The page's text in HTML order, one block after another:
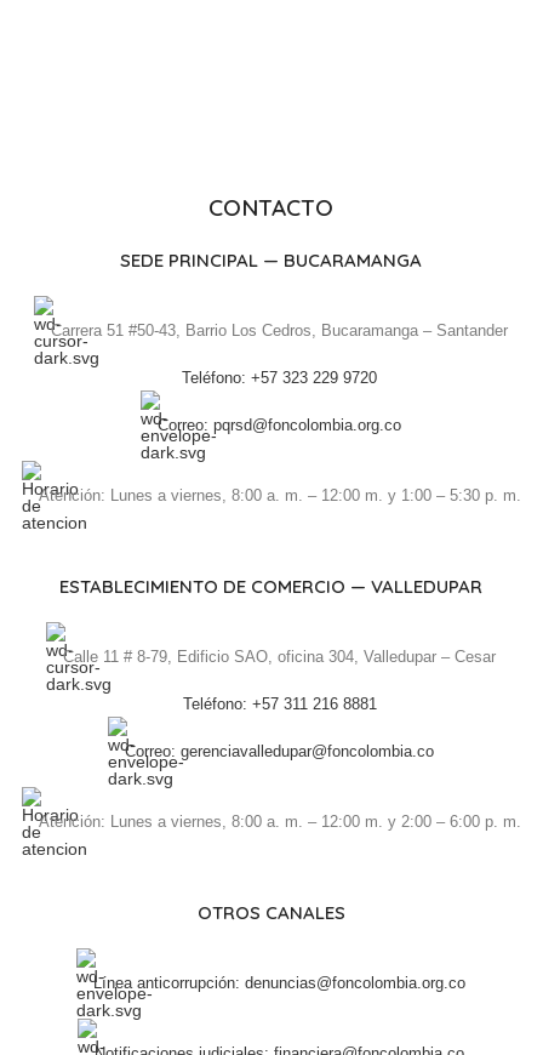
CONTACTO
SEDE PRINCIPAL — BUCARAMANGA
Carrera 51 #50-43, Barrio Los Cedros, Bucaramanga – Santander
Teléfono: +57 323 229 9720
Correo: pqrsd@foncolombia.org.co
Atención: Lunes a viernes, 8:00 a. m. – 12:00 m. y 1:00 – 5:30 p. m.
ESTABLECIMIENTO DE COMERCIO — VALLEDUPAR
Calle 11 # 8-79, Edificio SAO, oficina 304, Valledupar – Cesar
Teléfono: +57 311 216 8881
Correo: gerenciavalledupar@foncolombia.co
Atención: Lunes a viernes, 8:00 a. m. – 12:00 m. y 2:00 – 6:00 p. m.
OTROS CANALES
Línea anticorrupción: denuncias@foncolombia.org.co